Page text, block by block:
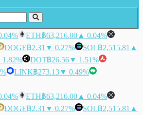
ETH฿63,216.00 ▲ 0.04%
DOGE฿2.31 ▼ 0.27% SOL฿2,515.81 ▲
DOT฿26.56▼ 1.51%
LINK฿273.13▼ 0.49%
ETH฿63,216.00 ▲ 0.04%
DOGE฿2.31 ▼ 0.27% SOL฿2,515.81 ▲